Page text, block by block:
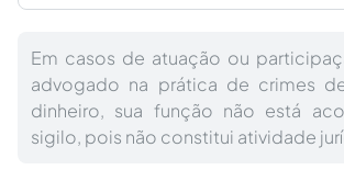
Em casos de atuação ou
advogado na prática de crimes
dinheiro, sua função não está
sigilo, pois não constitui atividade